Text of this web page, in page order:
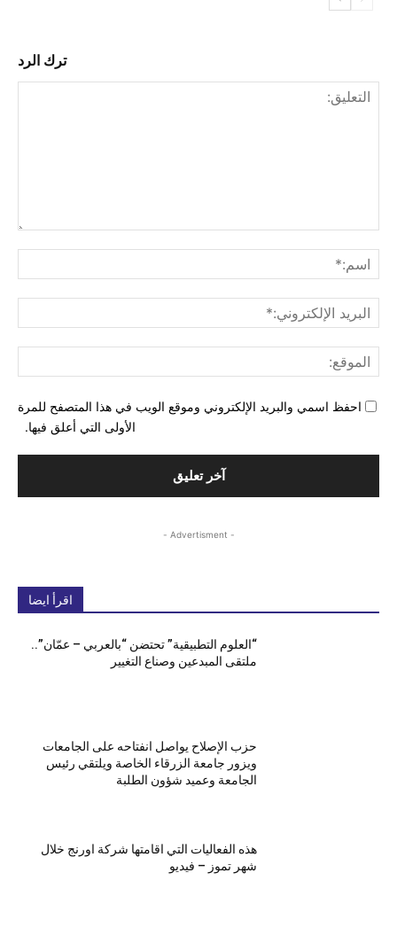
ترك الرد
احفظ اسمي والبريد الإلكتروني وموقع الويب في هذا المتصفح للمرة
الأولى التي أعلق فيها.
- Advertisment -
اقرأ ايضا
“العلوم التطبيقية” تحتضن “بالعربي – عمّان”..
ملتقى المبدعين وصناع التغيير
حزب الإصلاح يواصل انفتاحه على الجامعات
ويزور جامعة الزرقاء الخاصة ويلتقي رئيس
الجامعة وعميد شؤون الطلبة
هذه الفعاليات التي اقامتها شركة اورنج خلال
شهر تموز – فيديو